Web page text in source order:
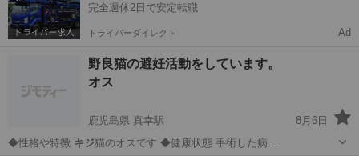
完全週休2日で安定転職
ドライバーダイレクト Ad
野良猫の避妊活動をしています。
オス
鹿児島県 真幸駅
8月6日
◆性格や特徴 キジ 猫のオスです ◆健康状態 手術した病…